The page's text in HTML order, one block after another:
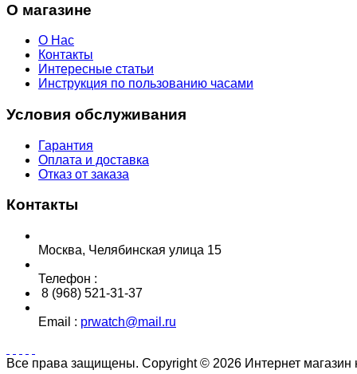
О магазине
О Нас
Контакты
Интересные статьи
Инструкция по пользованию часами
Условия обслуживания
Гарантия
Оплата и доставка
Отказ от заказа
Контакты
Москва, Челябинская улица 15
Телефон :
8 (968) 521-31-37
Email : prwatch@mail.ru
Все права защищены. Copyright © 2026 Интернет магазин